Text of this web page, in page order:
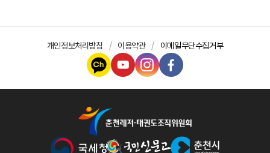
개인정보처리방침 이용약관 이메일무단수집거부